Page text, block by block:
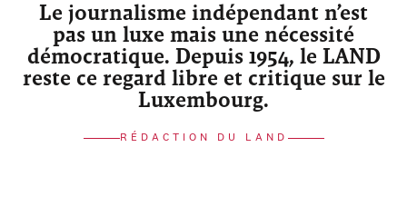
Le journalisme indépendant n’est
pas un luxe mais une nécessité
démocratique. Depuis 1954, le LAND
reste ce regard libre et critique sur le
Luxembourg.
RÉDACTION DU LAND